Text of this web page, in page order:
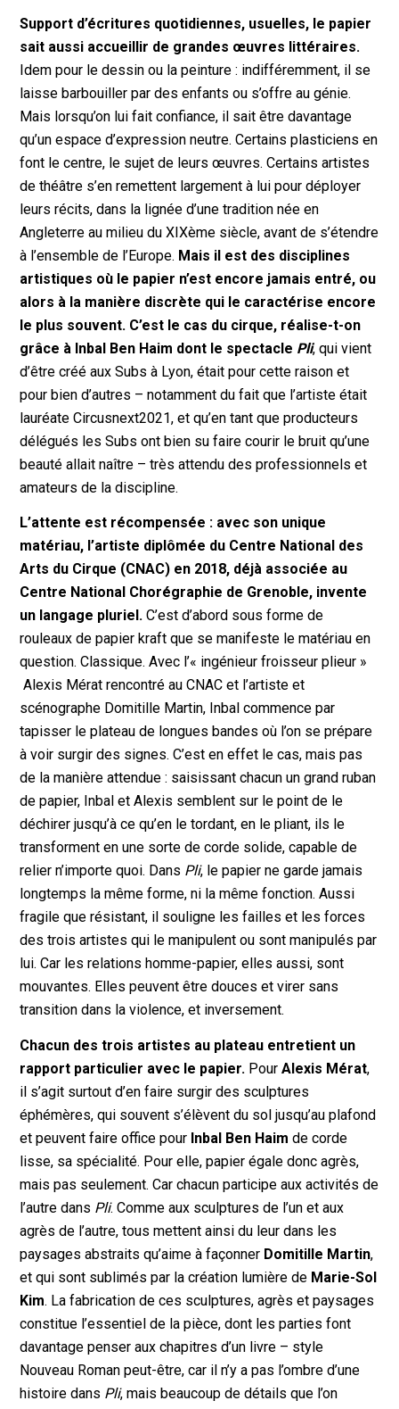
Support d’écritures quotidiennes, usuelles, le papier
sait aussi accueillir de grandes œuvres littéraires.
Idem pour le dessin ou la peinture : indifféremment, il se
laisse barbouiller par des enfants ou s’offre au génie.
Mais lorsqu’on lui fait confiance, il sait être davantage
qu’un espace d’expression neutre. Certains plasticiens en
font le centre, le sujet de leurs œuvres. Certains artistes
de théâtre s’en remettent largement à lui pour déployer
leurs récits, dans la lignée d’une tradition née en
Angleterre au milieu du XIXème siècle, avant de s’étendre
à l’ensemble de l’Europe. Mais il est des disciplines
artistiques où le papier n’est encore jamais entré, ou
alors à la manière discrète qui le caractérise encore
le plus souvent. C’est le cas du cirque, réalise-t-on
grâce à Inbal Ben Haim dont le spectacle Pli, qui vient
d’être créé aux Subs à Lyon, était pour cette raison et
pour bien d’autres – notamment du fait que l’artiste était
lauréate Circusnext2021, et qu’en tant que producteurs
délégués les Subs ont bien su faire courir le bruit qu’une
beauté allait naître – très attendu des professionnels et
amateurs de la discipline.
L’attente est récompensée : avec son unique
matériau, l’artiste diplômée du Centre National des
Arts du Cirque (CNAC) en 2018, déjà associée au
Centre National Chorégraphie de Grenoble, invente
un langage pluriel. C’est d’abord sous forme de
rouleaux de papier kraft que se manifeste le matériau en
question. Classique. Avec l’« ingénieur froisseur plieur »
Alexis Mérat rencontré au CNAC et l’artiste et
scénographe Domitille Martin, Inbal commence par
tapisser le plateau de longues bandes où l’on se prépare
à voir surgir des signes. C’est en effet le cas, mais pas
de la manière attendue : saisissant chacun un grand ruban
de papier, Inbal et Alexis semblent sur le point de le
déchirer jusqu’à ce qu’en le tordant, en le pliant, ils le
transforment en une sorte de corde solide, capable de
relier n’importe quoi. Dans Pli, le papier ne garde jamais
longtemps la même forme, ni la même fonction. Aussi
fragile que résistant, il souligne les failles et les forces
des trois artistes qui le manipulent ou sont manipulés par
lui. Car les relations homme-papier, elles aussi, sont
mouvantes. Elles peuvent être douces et virer sans
transition dans la violence, et inversement.
Chacun des trois artistes au plateau entretient un
rapport particulier avec le papier. PourAlexis Mérat,
il s’agit surtout d’en faire surgir des sculptures
éphémères, qui souvent s’élèvent du sol jusqu’au plafond
et peuvent faire office pour Inbal Ben Haim de corde
lisse, sa spécialité. Pour elle, papier égale donc agrès,
mais pas seulement. Car chacun participe aux activités de
l’autre dans Pli. Comme aux sculptures de l’un et aux
agrès de l’autre, tous mettent ainsi du leur dans les
paysages abstraits qu’aime à façonner Domitille Martin,
et qui sont sublimés par la création lumière de Marie-Sol
Kim. La fabrication de ces sculptures, agrès et paysages
constitue l’essentiel de la pièce, dont les parties font
davantage penser aux chapitres d’un livre – style
Nouveau Roman peut-être, car il n’y a pas l’ombre d’une
histoire dans Pli, mais beaucoup de détails que l’on